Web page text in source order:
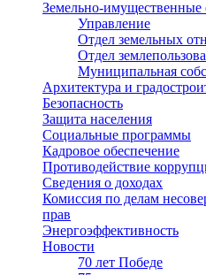
Земельно-имущественные
Управление
Отдел земельных
Отдел
Муниципальная
Архитектура и
Безопасность
Защита населения
Социальные программы
Кадровое обеспечение
Противодействие
Сведения о доходах
Комиссия по делам
прав
Энергоэффективность
Новости
70 лет Победе